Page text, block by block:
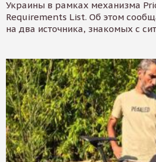
Украины в рамках механизма
Requirements List. Об этом
на два источника, знакомых с